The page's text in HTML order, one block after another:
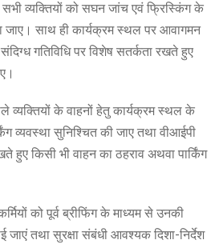
व्यक्तियों को सघन जांच एवं फ्रिस्किंग के
जाए। साथ ही कार्यक्रम स्थल पर आवागमन
गतिविधि पर विशेष सतर्कता रखते हुए
व्यक्तियों के वाहनों हेतु कार्यक्रम स्थल के
व्यवस्था सुनिश्चित की जाए तथा वीआईपी
हुए किसी भी वाहन का ठहराव अथवा पार्किंग
को पूर्व ब्रीफिंग के माध्यम से उनकी
जाएं तथा सुरक्षा संबंधी आवश्यक दिशा-निर्देश